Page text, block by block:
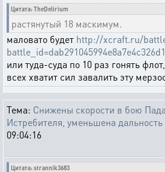
Цитата: TheDelirium
растянутый 18 маскимум.
маловато будет http://xcraft.ru/
или туда-суда по 10 раз гонять
всех хватит сил завалить эту
Тема: Снижены скорости в бою
Истребителя, уменьшена дальность
09:04:16
Цитата: strannik3683